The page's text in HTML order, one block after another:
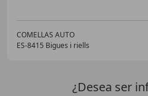
COMELLAS AUTO
ES-8415 Bigues i riells
¿Desea ser